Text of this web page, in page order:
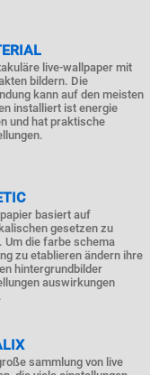
live-wallpaper mit
bildern. Die
kann auf den meisten
installiert ist energie
und hat praktische
basiert auf
gesetzen zu
Um die farbe schema
zu etablieren ändern ihre
hintergrundbilder
auswirkungen
sammlung von live